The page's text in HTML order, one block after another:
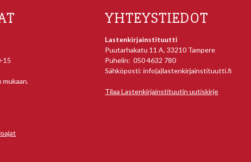
15
mukaan.
YHTEYSTIEDOT
Lastenkirjainstituutti
Puutarhakatu 11 A, 33210 Tampere
Puhelin: 050 4632 780
Sähköposti: info(a)lastenkirjainstituutti.fi
Tilaa Lastenkirjainstituutin uutiskirje